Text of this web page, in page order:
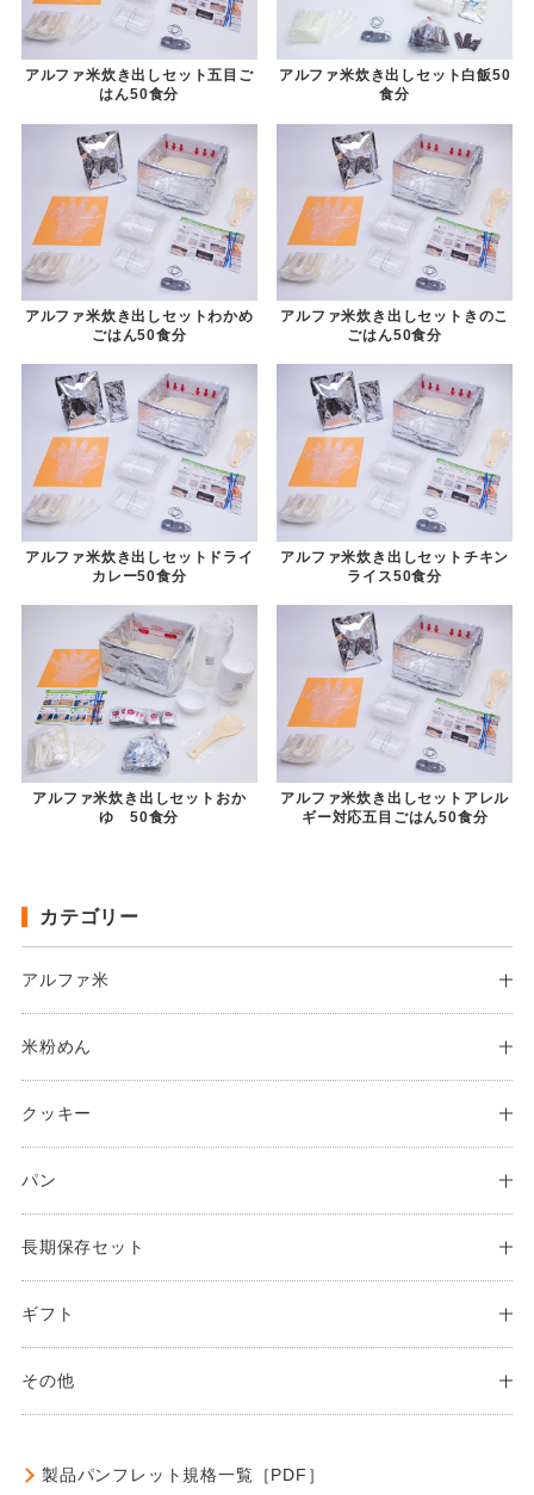
アルファ米炊き出しセット五目ご
はん50食分
アルファ米炊き出しセット白飯50
食分
アルファ米炊き出しセットわかめ
ごはん50食分
アルファ米炊き出しセットきのこ
ごはん50食分
アルファ米炊き出しセットドライ
カレー50食分
アルファ米炊き出しセットチキン
ライス50食分
アルファ米炊き出しセットおか
ゆ 50食分
アルファ米炊き出しセットアレル
ギー対応五目ごはん50食分
カテゴリー
アルファ米
米粉めん
クッキー
パン
長期保存セット
ギフト
その他
製品パンフレット 規格一覧［PDF］